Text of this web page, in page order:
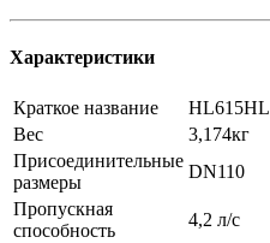
Характеристики
Краткое название
HL615HL
Вес
3,174кг
Присоединительные
размеры
DN110
Пропускная
способность
4,2 л/с